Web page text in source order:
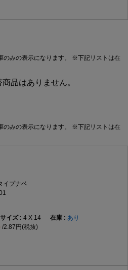
のみの表示になります。 ※下記リストは在
品はありません。
のみの表示になります。 ※下記リストは在
イプナベ
4 X 14
あり
2.87円(税抜)